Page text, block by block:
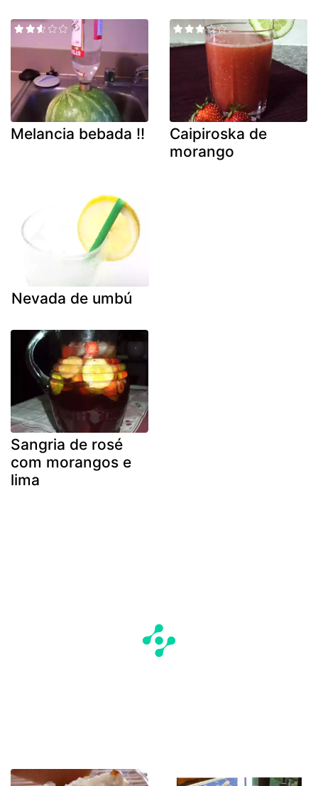
Melancia bebada !!
Caipiroska de
morango
Nevada de umbú
Sangria de rosé
com morangos e
lima